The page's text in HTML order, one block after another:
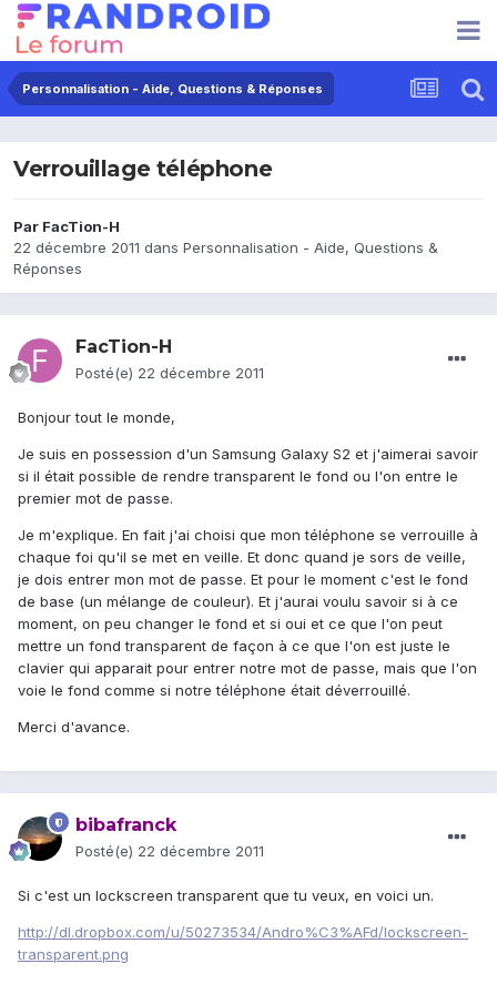
Personnalisation - Aide, Questions & Réponses
Verrouillage téléphone
Par FacTion-H
22 décembre 2011 dans Personnalisation - Aide, Questions &
Réponses
FacTion-H
Posté(e) 22 décembre 2011
Bonjour tout le monde,
Je suis en possession d'un Samsung Galaxy S2 et j'aimerai savoir
si il était possible de rendre transparent le fond ou l'on entre le
premier mot de passe.
Je m'explique. En fait j'ai choisi que mon téléphone se verrouille à
chaque foi qu'il se met en veille. Et donc quand je sors de veille,
je dois entrer mon mot de passe. Et pour le moment c'est le fond
de base (un mélange de couleur). Et j'aurai voulu savoir si à ce
moment, on peu changer le fond et si oui et ce que l'on peut
mettre un fond transparent de façon à ce que l'on est juste le
clavier qui apparait pour entrer notre mot de passe, mais que l'on
voie le fond comme si notre téléphone était déverrouillé.
Merci d'avance.
bibafranck
Posté(e) 22 décembre 2011
Si c'est un lockscreen transparent que tu veux, en voici un.
http://dl.dropbox.com/u/50273534/Andro%C3%AFd/lockscreen-
transparent.png